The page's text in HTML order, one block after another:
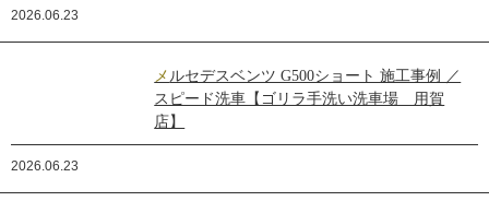
2026.06.23
メルセデスベンツ G500ショート 施工事例 ／
スピード洗車【ゴリラ手洗い洗車場 用賀
店】
2026.06.23